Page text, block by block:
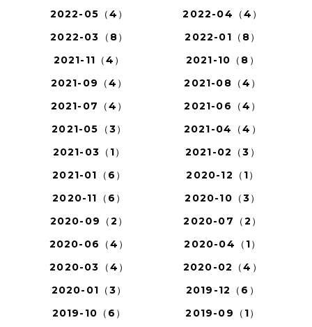
2022-05（4）
2022-04（4）
2022-03（8）
2022-01（8）
2021-11（4）
2021-10（8）
2021-09（4）
2021-08（4）
2021-07（4）
2021-06（4）
2021-05（3）
2021-04（4）
2021-03（1）
2021-02（3）
2021-01（6）
2020-12（1）
2020-11（6）
2020-10（3）
2020-09（2）
2020-07（2）
2020-06（4）
2020-04（1）
2020-03（4）
2020-02（4）
2020-01（3）
2019-12（6）
2019-10（6）
2019-09（1）